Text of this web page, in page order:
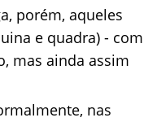
porém, aqueles
e quadra) - com
mas ainda assim
nas